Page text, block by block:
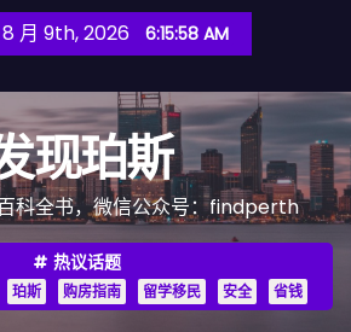
8 月 9th, 2026 6:16:00 AM
现珀斯
科全书，微信公众号：findperth
热议话题
珀斯 购房指南 留学移民 安全 省钱